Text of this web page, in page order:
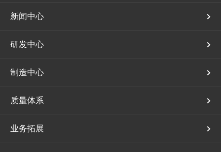
新闻中心
研发中心
制造中心
质量体系
业务拓展